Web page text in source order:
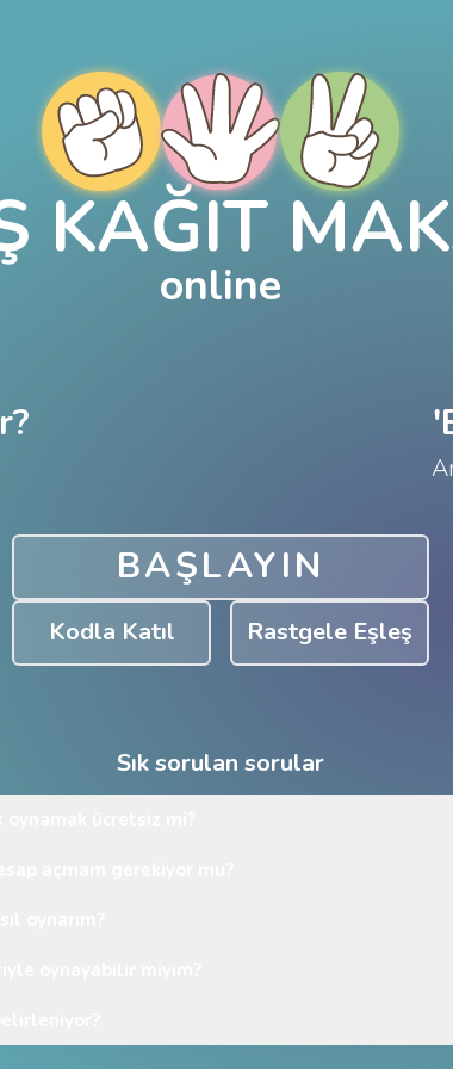
KAĞIT
online
BAŞLAYIN
Kodla Katıl Rastgele Eşleş
Sık sorulan sorular